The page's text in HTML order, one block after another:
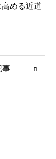
める近道
事